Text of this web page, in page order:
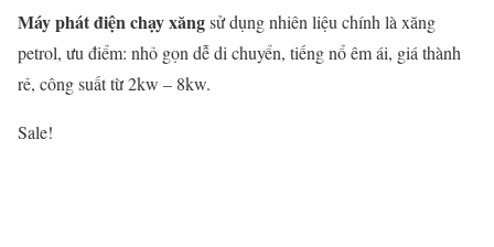
Máy phát điện chạy xăngsử dụng nhiên liệu chính là xăng
petrol, ưu điểm: nhỏ gọn dễ di chuyển, tiếng nổ êm ái, giá thành
rẻ, công suất từ 2kw – 8kw.
Sale!